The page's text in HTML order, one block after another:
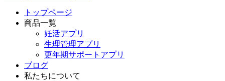
トップページ
商品一覧
妊活アプリ
生理管理アプリ
更年期サポートアプリ
ブログ
私たちについて